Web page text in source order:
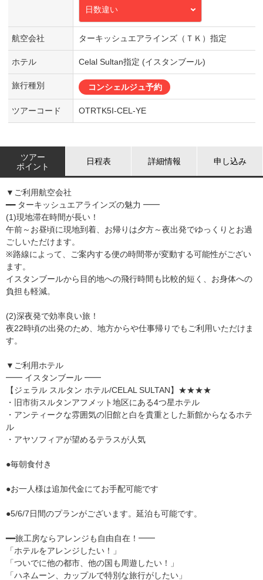
日数違い
航空会社 ターキッシュエアラインズ（ＴＫ）指定
ホテル Celal Sultan指定 (イスタンブール)
旅行種別 コンシェルジュ予約
ツアーコード OTRTK5I-CEL-YE
ツアー
ポイント
日程表 詳細情報 申し込み
▼ご利用航空会社
━━ ターキッシュエアラインズの魅力 ━━
(1)現地滞在時間が長い！
午前～お昼頃に現地到着、お帰りは夕方～夜出発でゆっくりとお過
ごしいただけます。
※路線によって、ご案内する便の時間帯が変動する可能性がござい
ます。
イスタンブールから目的地への飛行時間も比較的短く、お身体への
負担も軽減。
(2)深夜発で効率良い旅！
夜22時頃の出発のため、地方からや仕事帰りでもご利用いただけま
す。
▼ご利用ホテル
━━ イスタンブール ━━
【ジェラル スルタン ホテル/CELAL SULTAN】★★★★
・旧市街スルタンアフメット地区にある4つ星ホテル
・アンティークな雰囲気の旧館と白を貴重とした新館からなるホテ
ル
・アヤソフィアが望めるテラスが人気
●毎朝食付き
●お一人様は追加代金にてお手配可能です
●5/6/7日間のプランがございます。延泊も可能です。
━━旅工房ならアレンジも自由自在！━━
「ホテルをアレンジしたい！」
「ついでに他の都市、他の国も周遊したい！」
「ハネムーン、カップルで特別な旅行がしたい」